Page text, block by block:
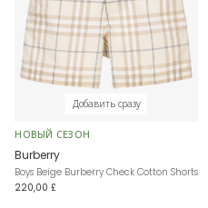
Добавить сразу
НОВЫЙ СЕЗОН
Burberry
Boys Beige Burberry Check Cotton Shorts
220,00 £